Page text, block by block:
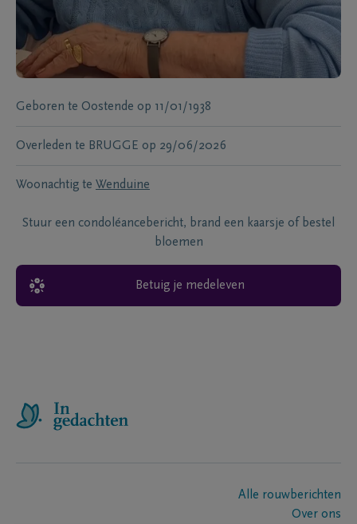
Geboren te Oostende op 11/01/1938
Overleden te BRUGGE op 29/06/2026
Woonachtig te Wenduine
Stuur een condoléancebericht, brand een kaarsje of bestel
bloemen
Betuig je medeleven
Alle rouwberichten
Over ons